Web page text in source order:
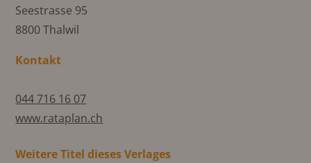
Seestrasse 95
8800 Thalwil
Kontakt
044 716 16 07
www.rataplan.ch
Weitere Titel dieses Verlages